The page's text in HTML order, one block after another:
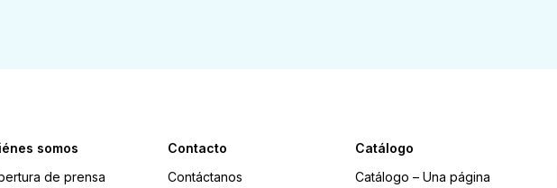
somos
de prensa
Contacto
Contáctanos
Catálogo
Catálogo – Una página